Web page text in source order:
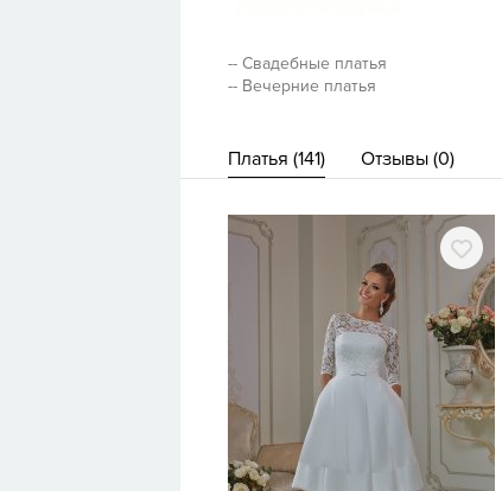
-- Свадебные платья
-- Вечерние платья
Платья (141) Отзывы (0)